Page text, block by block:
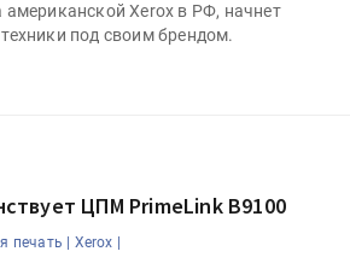
американской Xerox в РФ, начнет
под своим брендом.
ЦПМ PrimeLink B9100
печать | Xerox |
Росприроднадзор запускает